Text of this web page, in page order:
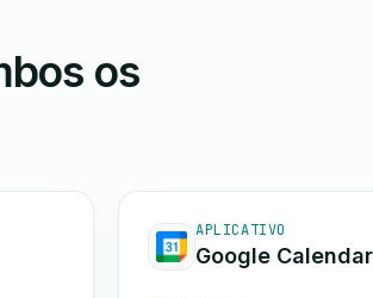
os
APLICATIVO
Google Calendar